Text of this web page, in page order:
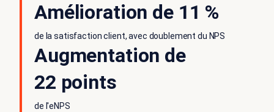
Amélioration de 11 %
de la satisfaction client, avec doublement du NPS
Augmentation de
22 points
de l'eNPS